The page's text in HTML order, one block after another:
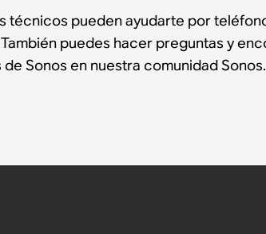
técnicos pueden ayudarte por
puedes hacer preguntas y
de Sonos en nuestra comunidad Sonos.